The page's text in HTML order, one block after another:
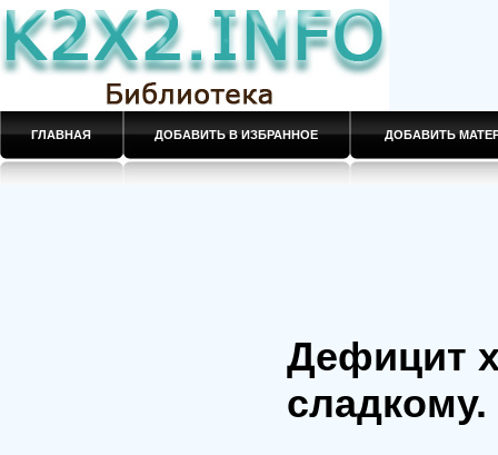
ГЛАВНАЯ ДОБАВИТЬ В ИЗБРАННОЕ ДОБАВИТЬ
Дефицит
сладкому.